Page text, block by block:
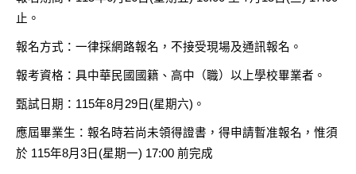
止。
報名方式：一律採網路報名，不接受現場及通訊報名。
報考資格：具中華民國國籍、高中（職）以上學校畢業者。
甄試日期：115年8月29日(星期六)。
應屆畢業生：報名時若尚未領得證書，得申請暫准報名，惟須
於 115年8月3日(星期一) 17:00 前完成